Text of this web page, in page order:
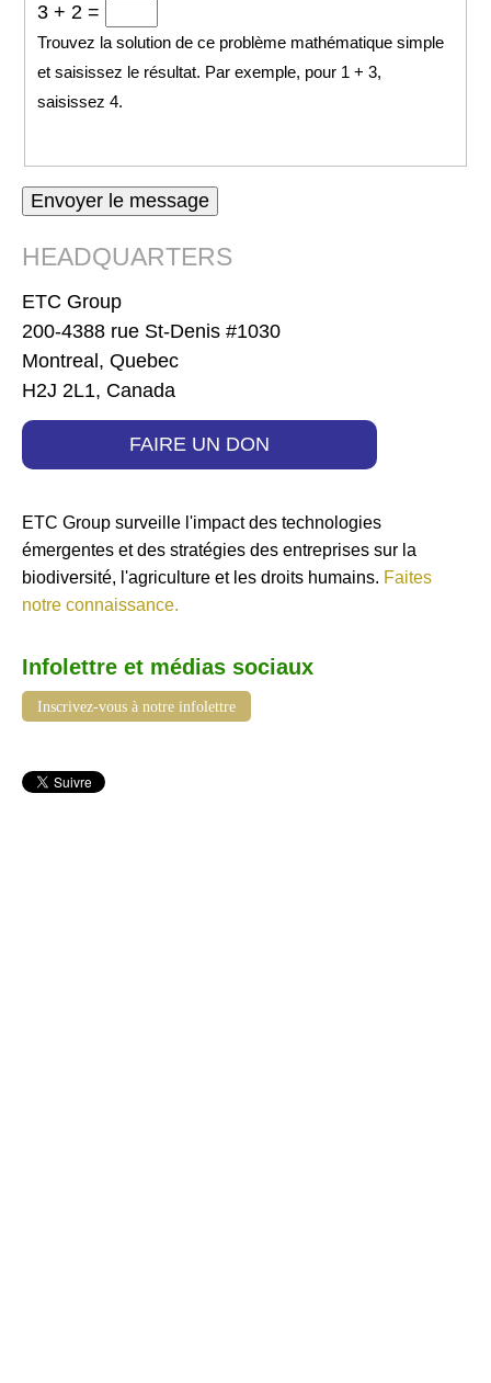
3 + 2 =
Trouvez la solution de ce problème mathématique simple
et saisissez le résultat. Par exemple, pour 1 + 3,
saisissez 4.
HEADQUARTERS
ETC Group
200-4388 rue St-Denis #1030
Montreal, Quebec
H2J 2L1, Canada
FAIRE UN DON
ETC Group surveille l'impact des technologies
émergentes et des stratégies des entreprises sur la
biodiversité, l'agriculture et les droits humains. Faites
notre connaissance.
Infolettre et médias sociaux
Inscrivez-vous à notre infolettre